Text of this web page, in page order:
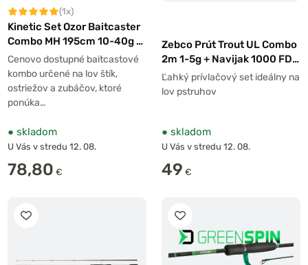
(1x)
Kinetic Set Ozor Baitcaster
Combo MH 195cm 10-40g +
navijak 200 LH
Cenovo dostupné baitcastové
kombo určené na lov štík,
ostriežov a zubáčov, ktoré
ponúka…
● skladom
U Vás v stredu 12. 08.
78,80 €
Zebco Prút Trout UL Combo
2m 1-5g + Navijak 1000 FD +
Vlasec 0,20mm
Ľahký prívlačový set ideálny na
lov pstruhov
● skladom
U Vás v stredu 12. 08.
49 €